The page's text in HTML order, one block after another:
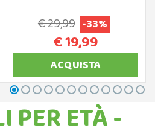
€ 29,99 -33%
€ 19,99
ACQUISTA
PER ETÀ -